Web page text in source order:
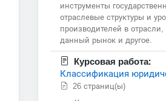
инструменты
отраслевые структуры и
производителей в
данный рынок и другое.
Курсовая работа:
Классификация
26 страниц(ы)